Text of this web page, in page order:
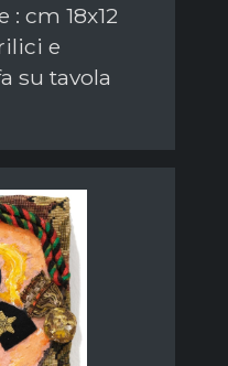
cm 18x12
e
su tavola